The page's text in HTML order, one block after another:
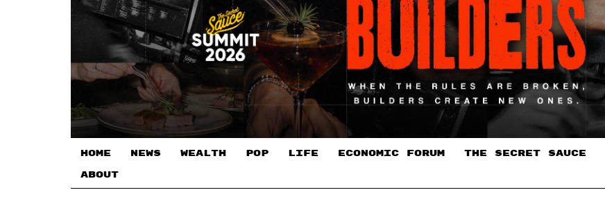
HOME NEWS WEALTH POP LIFE ECONOMIC FORUM THE SECRET SAUCE​
ABOUT